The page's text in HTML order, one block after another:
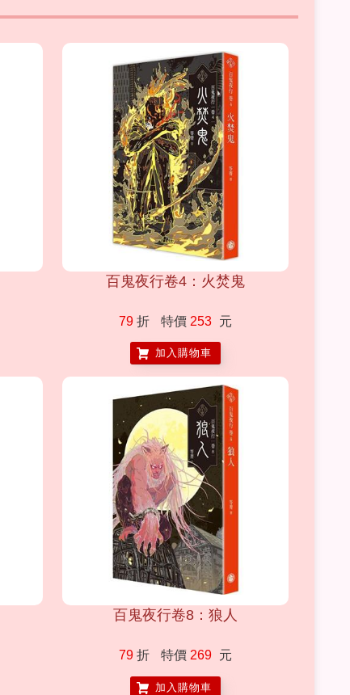
百鬼夜行卷4：火焚鬼
79 折 特價 253 元
加入購物車
百鬼夜行卷8：狼人
79 折 特價 269 元
加入購物車